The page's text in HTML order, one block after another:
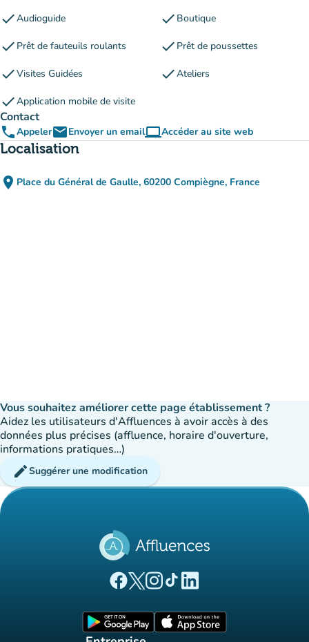
checkAudioguide check Boutique
check Prêt de fauteuils roulants check Prêt de poussettes
checkVisites Guidées checkAteliers
checkApplication mobile de visite
Contact
phoneAppeleremailEnvoyer un emailcomputerAccéder au site web
(nouvel onglet)
Localisation
place Place du Général de Gaulle, 60200 Compiègne, France
(ouvrir dans Google Maps)
(nouvel onglet)
Vous souhaitez améliorer cette page établissement ?
Aidez les utilisateurs d'Affluences à avoir accès à des
données plus précises (affluence, horaire d'ouverture,
informations pratiques…)
editSuggérer une modification
(nouvel onglet)
(nouvel onglet)
(nouvel onglet)
(nouvel onglet)
(nouvel onglet)